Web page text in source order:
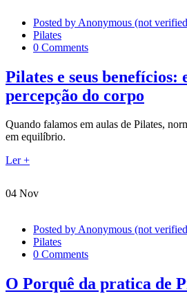
Posted by Anonymous (not
Pilates
0 Comments
Pilates e seus
percepção do corpo
Quando falamos em aulas de Pilates,
em equilíbrio.
Ler +
04 Nov
Posted byAnonymous (not
Pilates
0 Comments
O Porquê da pratica de